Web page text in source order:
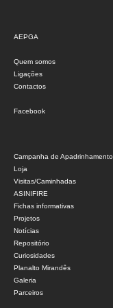
AEPGA
Quem somos
Ligações
Contactos
Facebook
Campanha de Apadrinhamento
Loja
Visitas/Caminhadas
ASINIFIRE
Fichas informativas
Projetos
Notícias
Repositório
Curiosidades
Planalto Mirandês
Galeria
Parceiros